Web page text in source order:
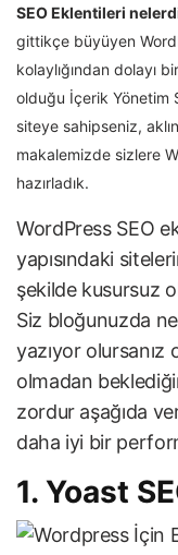
SEO Eklentileri
gittikçe büyüyen
kolaylığından dolayı
olduğu İçerik Yönetim
siteye sahipseniz,
makalemizde sizlere
hazırladık.
WordPress SEO
yapısındaki
şekilde kusursuz
Siz bloğunuzda
yazıyor olursanız
olmadan
zordur aşağıda
daha iyi bir
1. Yoast